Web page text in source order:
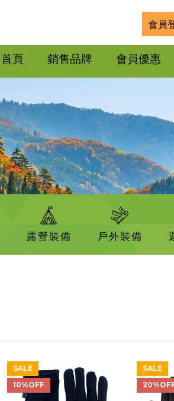
會員
首頁 銷售品牌 會員優惠
露營裝備 戶外裝備
SALE
10%OFF
SALE